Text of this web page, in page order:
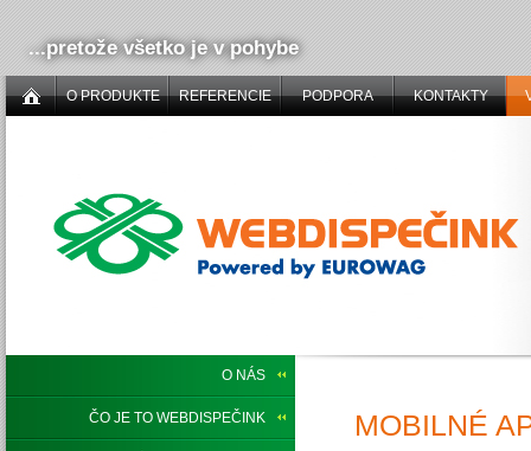
...pretože všetko je v pohybe
O PRODUKTE REFERENCIE PODPORA KONTAKTY
O NÁS
ČO JE TO WEBDISPEČINK MOBILNÉ